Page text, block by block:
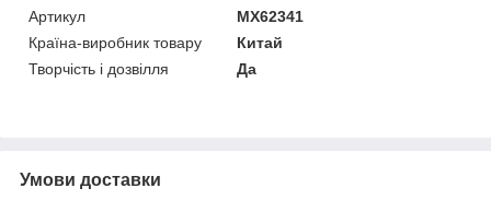
Артикул
MX62341
Країна-виробник товару
Китай
Творчість і дозвілля
Да
Умови доставки